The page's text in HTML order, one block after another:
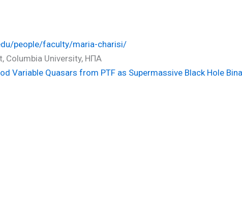
people/faculty/maria-charisi/
Columbia University, ΗΠΑ
Variable Quasars from PTF as Supermassive Black Hole